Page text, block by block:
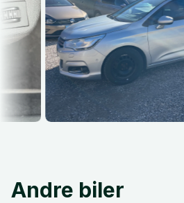
Andre biler